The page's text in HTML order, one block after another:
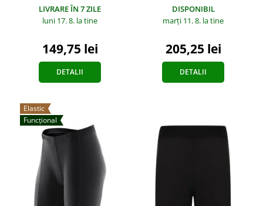
LIVRARE ÎN 7 ZILE
luni 17. 8. la tine
149,75 lei
DETALII
DISPONIBIL
marți 11. 8. la tine
205,25 lei
DETALII
Elastic
Funcțional